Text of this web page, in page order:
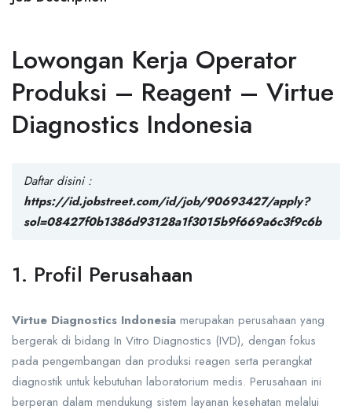
Lowongan Kerja Operator
Produksi – Reagent – Virtue
Diagnostics Indonesia
Daftar disini :
https://id.jobstreet.com/id/job/90693427/apply?
sol=08427f0b1386d93128a1f3015b9f669a6c3f9c6b
1. Profil Perusahaan
Virtue Diagnostics Indonesia merupakan perusahaan yang
bergerak di bidang In Vitro Diagnostics (IVD), dengan fokus
pada pengembangan dan produksi reagen serta perangkat
diagnostik untuk kebutuhan laboratorium medis. Perusahaan ini
berperan dalam mendukung sistem layanan kesehatan melalui